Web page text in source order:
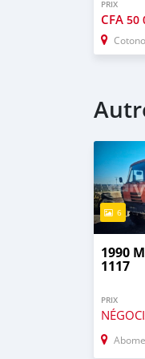
PRIX
CFA 50
6
1990
1117
PRIX